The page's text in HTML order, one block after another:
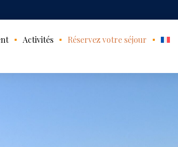
Activités Réservez votre séjour